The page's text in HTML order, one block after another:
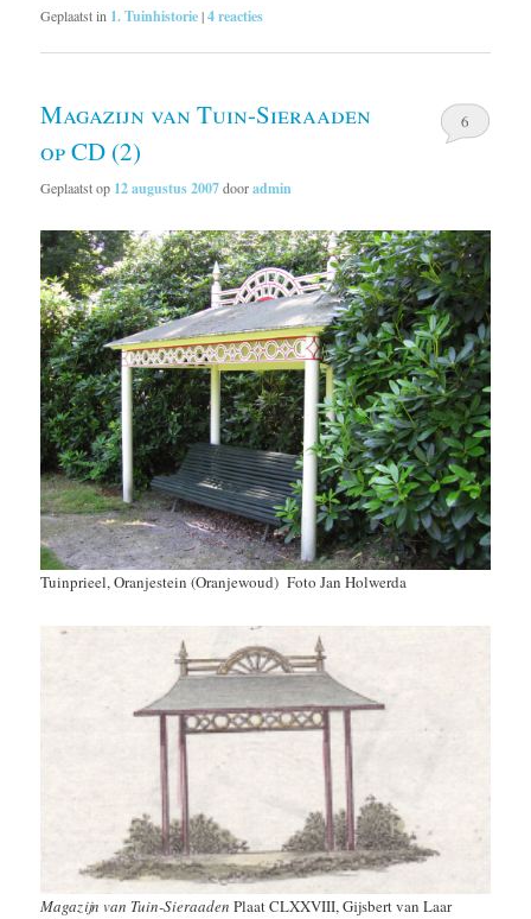
Geplaatst in 1. Tuinhistorie|4reacties
Magazijn van Tuin-Sieraaden
op CD (2)
Geplaatst op 12 augustus 2007dooradmin
6
Tuinprieel, Oranjestein (Oranjewoud) Foto Jan Holwerda
Magazijn van Tuin-Sieraaden Plaat CLXXVIII, Gijsbert van Laar